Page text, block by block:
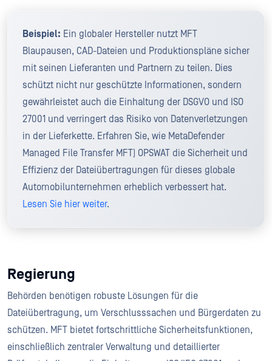
Beispiel: Ein globaler Hersteller nutzt MFT
Blaupausen, CAD-Dateien und Produktionspläne sicher
mit seinen Lieferanten und Partnern zu teilen. Dies
schützt nicht nur geschützte Informationen, sondern
gewährleistet auch die Einhaltung der DSGVO und ISO
27001 und verringert das Risiko von Datenverletzungen
in der Lieferkette. Erfahren Sie, wie MetaDefender
Managed File Transfer MFT) OPSWAT die Sicherheit und
Effizienz der Dateiübertragungen für dieses globale
Automobilunternehmen erheblich verbessert hat.
Lesen Sie hier weiter.
Regierung
Behörden benötigen robuste Lösungen für die
Dateiübertragung, um Verschlusssachen und Bürgerdaten zu
schützen. MFT bietet fortschrittliche Sicherheitsfunktionen,
einschließlich zentraler Verwaltung und detaillierter